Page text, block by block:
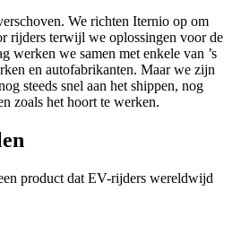
We richten Iternio op om
rijders terwijl we oplossingen voor de
werken we samen met enkele van ’s
en autofabrikanten. Maar we zijn
steeds snel aan het shippen, nog
zoals het hoort te werken.
product dat EV-rijders wereldwijd